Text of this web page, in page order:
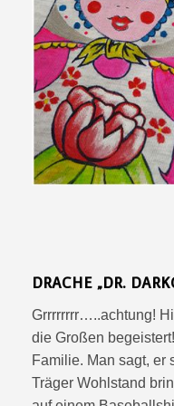
DRACHE „DR.
Grrrrrrrr…..achtung!
die Großen
Familie. Man sagt, er
Träger Wohlstand